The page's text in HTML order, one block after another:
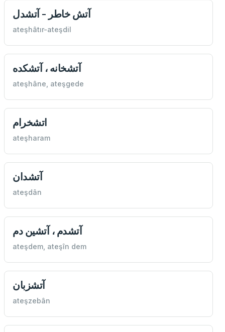
آتش خاطر - آتشدل
ateşhâtır-ateşdil
آتشخانه ، آتشكده
ateşhâne, ateşgede
اتشخرام
ateşharam
آتشدان
ateşdân
آتشدم ، آتشين دم
ateşdem, ateşîn dem
آتشزبان
ateşzebân